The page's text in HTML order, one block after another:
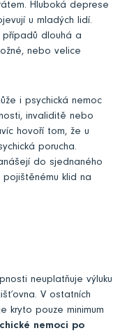
Hluboká deprese
u mladých lidí.
dlouhá a
nebo velice
i psychická nemoc
invaliditě nebo
hovoří tom, že u
porucha.
do sjednaného
pojištěnému klid na
neuplatňuje výluku
V ostatních
kryto pouze minimum
nemoci po